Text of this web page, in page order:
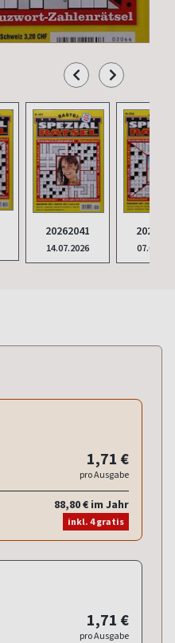
20262041
14.07.2026
1,71 €
pro Ausgabe
88,80 € im Jahr
inkl. 4 gratis
1,71 €
pro Ausgabe